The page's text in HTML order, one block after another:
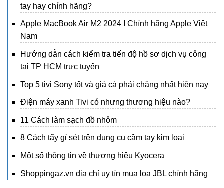
tay hay chính hãng?
Apple MacBook Air M2 2024 I Chính hãng Apple Việt
Nam
Hướng dẫn cách kiểm tra tiến độ hồ sơ dịch vụ công
tại TP HCM trực tuyến
Top 5 tivi Sony tốt và giá cả phải chăng nhất hiện nay
Điện máy xanh Tivi có nhưng thương hiệu nào?
11 Cách làm sạch đồ nhôm
8 Cách tẩy gỉ sét trên dụng cụ cầm tay kim loại
Một số thông tin về thương hiệu Kyocera
Shoppingaz.vn địa chỉ uy tín mua loa JBL chính hãng